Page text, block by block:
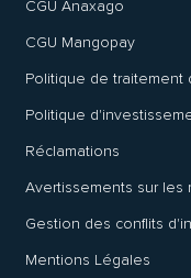
CGU Anaxago
CGU Mangopay
Politique de
Politique
Réclamations
Avertissements sur les
Gestion des conflits
Mentions Légales